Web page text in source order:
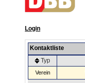
Login
Kontaktliste
Typ
Verein